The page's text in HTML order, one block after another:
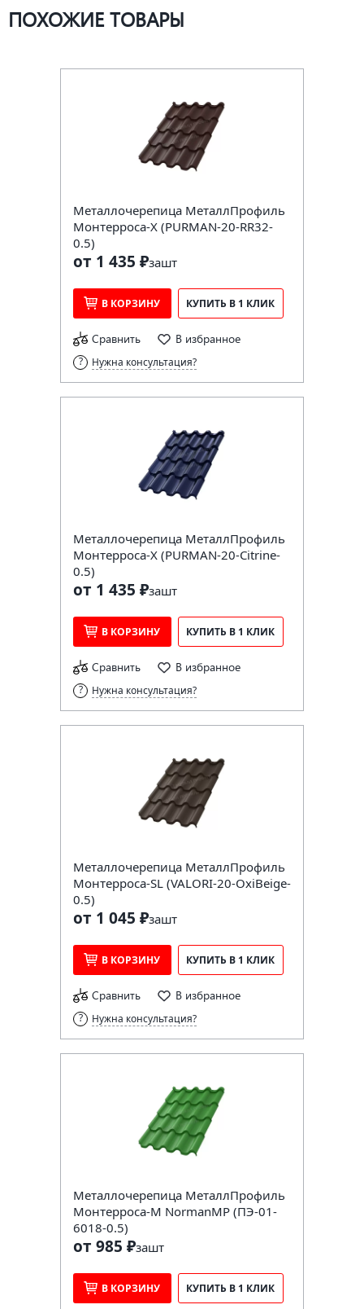
ПОХОЖИЕ ТОВАРЫ
Металлочерепица МеталлПрофиль
Монтерроса-X (PURMAN-20-RR32-
0.5)
от 1 435 ₽зашт
В КОРЗИНУ КУПИТЬ В 1 КЛИК
Сравнить В избранное
Нужна консультация?
Металлочерепица МеталлПрофиль
Монтерроса-X (PURMAN-20-Citrine-
0.5)
от 1 435 ₽зашт
В КОРЗИНУ КУПИТЬ В 1 КЛИК
Сравнить В избранное
Нужна консультация?
Металлочерепица МеталлПрофиль
Монтерроса-SL (VALORI-20-OxiBеige-
0.5)
от 1 045 ₽зашт
В КОРЗИНУ КУПИТЬ В 1 КЛИК
Сравнить В избранное
Нужна консультация?
Металлочерепица МеталлПрофиль
Монтерроса-M NormanMP (ПЭ-01-
6018-0.5)
от 985 ₽зашт
В КОРЗИНУ КУПИТЬ В 1 КЛИК